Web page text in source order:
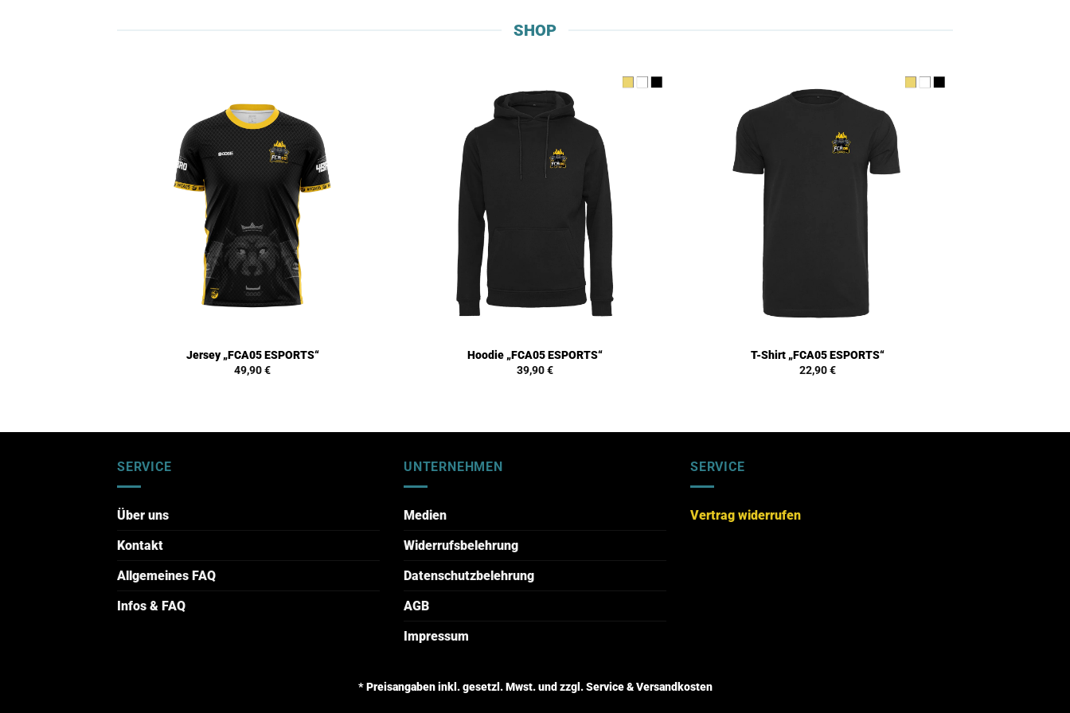
SHOP
Jersey „FCA05 ESPORTS“
49,90€
Hoodie „FCA05 ESPORTS“
39,90€
T-Shirt „FCA05 ESPORTS“
22,90€
SERVICE
Über uns
Kontakt
Allgemeines FAQ
Infos & FAQ
UNTERNEHMEN
Medien
Widerrufsbelehrung
Datenschutzbelehrung
AGB
Impressum
SERVICE
Vertrag widerrufen
* Preisangaben inkl. gesetzl. Mwst. und zzgl. Service & Versandkosten